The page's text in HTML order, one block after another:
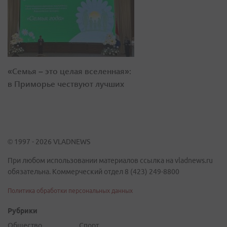
«Семья – это целая вселенная»:
в Приморье чествуют лучших
© 1997 - 2026 VLADNEWS
При любом использовании материалов ссылка на vladnews.ru
обязательна. Коммерческий отдел 8 (423) 249-8800
Политика обработки персональных данных
Рубрики